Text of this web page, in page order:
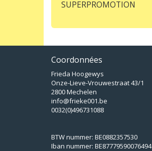
SUPERPROMOTION
Coordonnées
Frieda Hoogewys
Onze-Lieve-Vrouwestraat 43/1
2800 Mechelen
info@frieke001.be
0032(0)496731088
BTW nummer: BE0882357530
Iban nummer: BE87779590076494